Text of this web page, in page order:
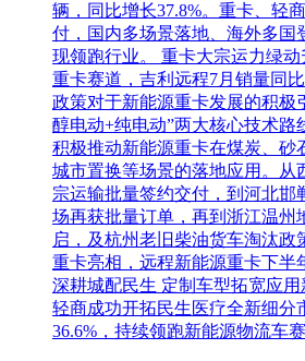
辆，同比增长37.8%。重卡、轻
付，国内多场景落地、海外多国
现领跑行业。 重卡大宗运力绿
重卡赛道，吉利远程7月销量同
政策对于新能源重卡发展的积极
醇电动+纯电动”两大核心技术路
积极推动新能源重卡在煤炭、砂
城市置换等场景的落地应用。从
宗运输批量签约交付，到河北邯
场再获批量订单，再到浙江温州
启，及杭州老旧柴油货车淘汰政
重卡亮相，远程新能源重卡下半
深耕城配民生 定制车型拓宽应
轻商成功开拓民生医疗全新细分
36.6%，持续领跑新能源物流车